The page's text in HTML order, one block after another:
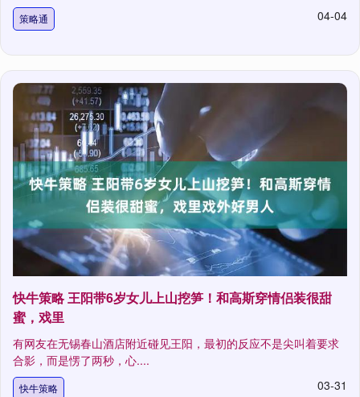
策略通 04-04
快牛策略 王阳带6岁女儿上山挖笋！和高斯穿情侣装很甜
蜜，戏里
有网友在无锡春山酒店附近碰见王阳，最初的反应不是尖叫着要求
合影，而是愣了两秒，心....
快牛策略 03-31